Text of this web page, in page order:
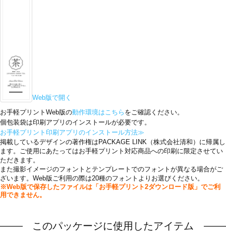
Web版で開く
お手軽プリントWeb版の動作環境はこちら をご確認ください。
個包装袋は印刷アプリのインストールが必要です。
お手軽プリント印刷アプリのインストール方法≫
掲載しているデザインの著作権はPACKAGE LINK（株式会社清和）に帰属し
ます。ご使用にあたってはお手軽プリント対応商品への印刷に限定させてい
ただきます。
また撮影イメージのフォントとテンプレートでのフォントが異なる場合がご
ざいます。Web版ご利用の際は20種のフォントよりお選びください。
※Web版で保存したファイルは「お手軽プリント2ダウンロード版」でご利
用できません。
このパッケージに使用したアイテム